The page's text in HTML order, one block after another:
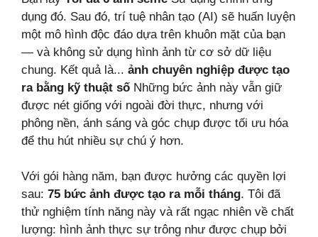
dụng đó. Sau đó, trí tuệ nhân tạo (AI) sẽ huấn luyện
một mô hình độc đáo dựa trên khuôn mặt của bạn
— và không sử dụng hình ảnh từ cơ sở dữ liệu
chung. Kết quả là... ảnh chuyên nghiệp được tạo
ra bằng kỹ thuật số Những bức ảnh này vẫn giữ
được nét giống với ngoài đời thực, nhưng với
phông nền, ánh sáng và góc chụp được tối ưu hóa
để thu hút nhiều sự chú ý hơn.
Với gói hàng năm, bạn được hưởng các quyền lợi
sau: 75 bức ảnh được tạo ra mỗi tháng. Tôi đã
thử nghiệm tính năng này và rất ngạc nhiên về chất
lượng: hình ảnh thực sự trông như được chụp bởi